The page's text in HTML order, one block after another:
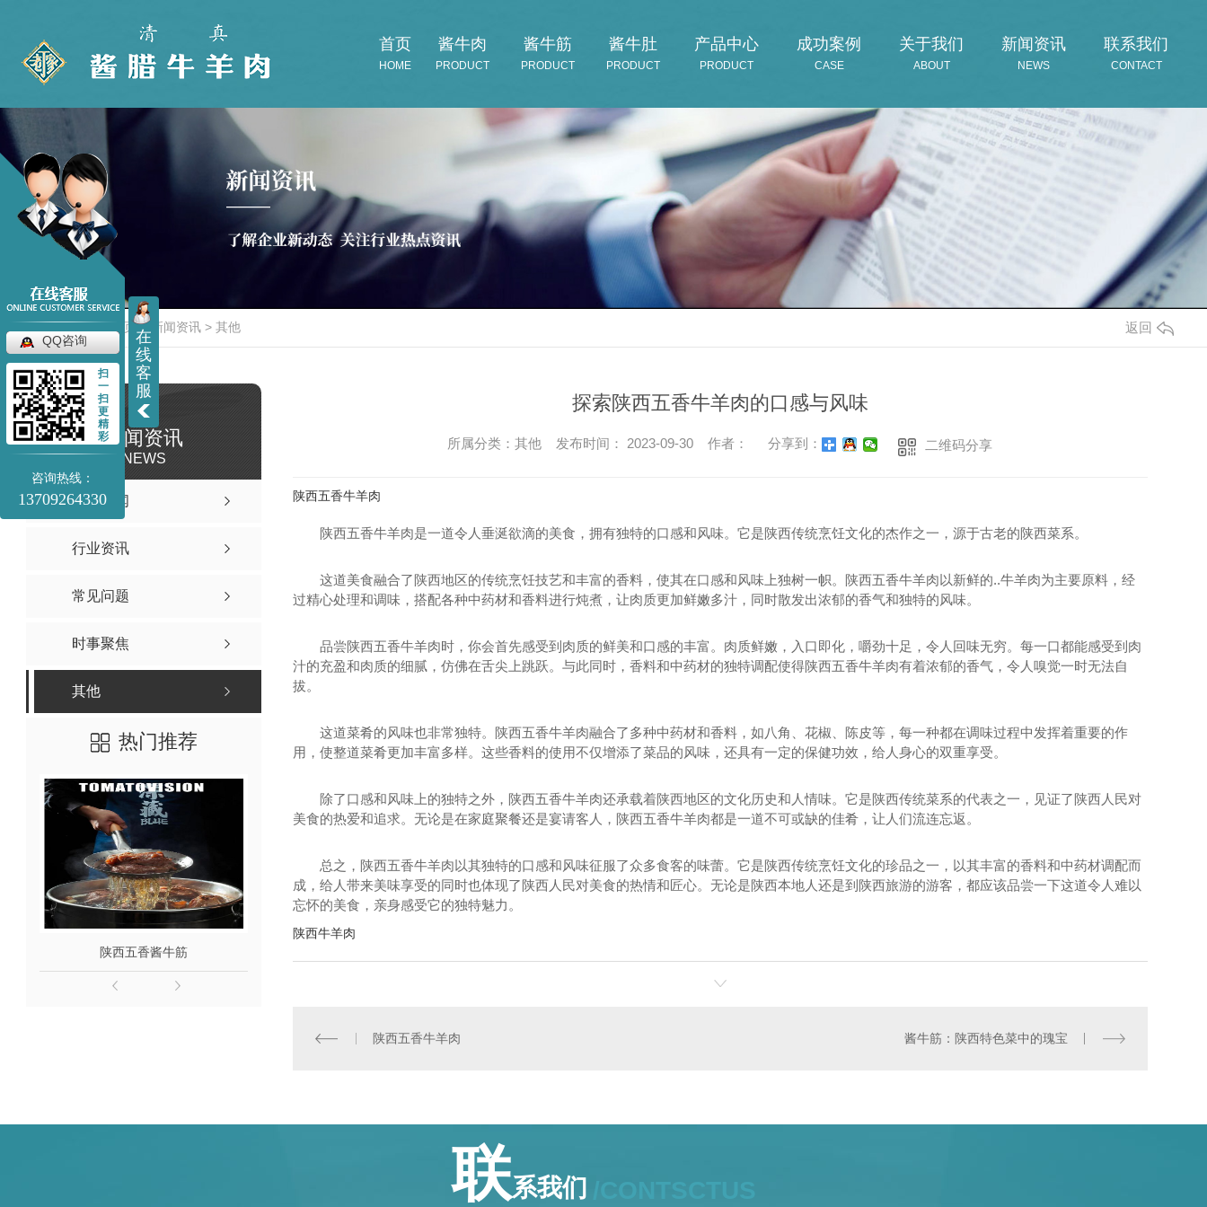
首页
HOME
酱牛肉
PRODUCT
酱牛筋
PRODUCT
酱牛肚
PRODUCT
产品中心
PRODUCT
成功案例
CASE
关于我们
ABOUT
新闻资讯
NEWS
联系我们
CONTACT
当前位置： 首页> 新闻资讯 > 其他 返回
新闻资讯
NEWS
公司新闻
行业资讯
常见问题
时事聚焦
其他
热门推荐
陕西五香酱牛筋
探索陕西五香牛羊肉的口感与风味
所属分类：其他 发布时间： 2023-09-30 作者： 分享到： 二维码分享
陕西五香牛羊肉
陕西五香牛羊肉是一道令人垂涎欲滴的美食，拥有独特的口感和风味。它是陕西传统烹饪文化的杰作之一，源于古老的陕西菜系。
这道美食融合了陕西地区的传统烹饪技艺和丰富的香料，使其在口感和风味上独树一帜。陕西五香牛羊肉以新鲜的..牛羊肉为主要原料，经
过精心处理和调味，搭配各种中药材和香料进行炖煮，让肉质更加鲜嫩多汁，同时散发出浓郁的香气和独特的风味。
品尝陕西五香牛羊肉时，你会首先感受到肉质的鲜美和口感的丰富。肉质鲜嫩，入口即化，嚼劲十足，令人回味无穷。每一口都能感受到肉
汁的充盈和肉质的细腻，仿佛在舌尖上跳跃。与此同时，香料和中药材的独特调配使得陕西五香牛羊肉有着浓郁的香气，令人嗅觉一时无法自
拔。
这道菜肴的风味也非常独特。陕西五香牛羊肉融合了多种中药材和香料，如八角、花椒、陈皮等，每一种都在调味过程中发挥着重要的作
用，使整道菜肴更加丰富多样。这些香料的使用不仅增添了菜品的风味，还具有一定的保健功效，给人身心的双重享受。
除了口感和风味上的独特之外，陕西五香牛羊肉还承载着陕西地区的文化历史和人情味。它是陕西传统菜系的代表之一，见证了陕西人民对
美食的热爱和追求。无论是在家庭聚餐还是宴请客人，陕西五香牛羊肉都是一道不可或缺的佳肴，让人们流连忘返。
总之，陕西五香牛羊肉以其独特的口感和风味征服了众多食客的味蕾。它是陕西传统烹饪文化的珍品之一，以其丰富的香料和中药材调配而
成，给人带来美味享受的同时也体现了陕西人民对美食的热情和匠心。无论是陕西本地人还是到陕西旅游的游客，都应该品尝一下这道令人难以
忘怀的美食，亲身感受它的独特魅力。
陕西牛羊肉
陕西五香牛羊肉 酱牛筋：陕西特色菜中的瑰宝
联系我们
在
线
客
服
QQ咨询
扫
一
扫
更
精
彩
咨询热线：
13709264330